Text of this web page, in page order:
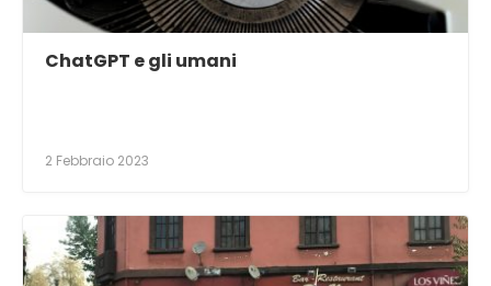
ChatGPT e gli umani
2 Febbraio 2023